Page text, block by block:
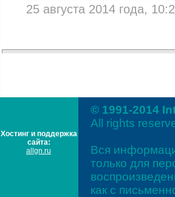
25 августа 2014 года,
Хостинг и поддержка
сайта:
allgn.ru
© 1991-2014
All rights
Вся
только для
как с